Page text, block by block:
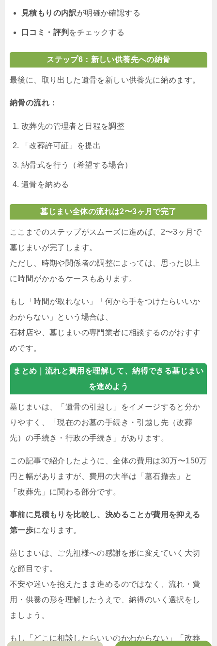
見積もりの内訳が明確か確認する
口コミ・評判 をチェックする
ステップ6：新しい供養先への納骨
最後に、取り出した遺骨を新しい供養先に納めます。
納骨の流れ：
改葬先の管理者と日程を調整
「改葬許可証」を提出
納骨式を行う（希望する場合）
遺骨を納める
墓じまい全体の流れは2〜3ヶ月で完了
ここまでのステップがスムーズに進めば、2〜3ヶ月で
墓じまいが完了します。
ただし、時期や関係者の調整によっては、思った以上
に時間がかかるケースもあります。
もし「時間が取れない」「何から手をつけたらいいか
わからない」という場合は、
石材店や、墓じまいの専門業者に相談するのがおすす
めです。
まとめ｜ 流れと費用を理解して、納得できる墓じまい
を進めよう
墓じまいは、「遺骨の引越し」をイメージすると分か
りやすく、「現在のお墓の手続き・引越し先（改葬
先）の手続き・行政の手続き」があります。
この記事で紹介したように、全体の費用は30万〜150万
円と幅がありますが、費用の大半は「墓石撤去」と
「改葬先」に関わる部分です。
事前に見積もりを比較し、決めることが費用を抑える
第一歩になります。
墓じまいは、ご先祖様への感謝を形に変えていく大切
な節目です。
不安や迷いを抱えたまま進めるのではなく、流れ・費
用・供養の形を理解したうえで、納得のいく選択をし
ましょう。
もし「どこに相談したらいいのかわからない」「改葬